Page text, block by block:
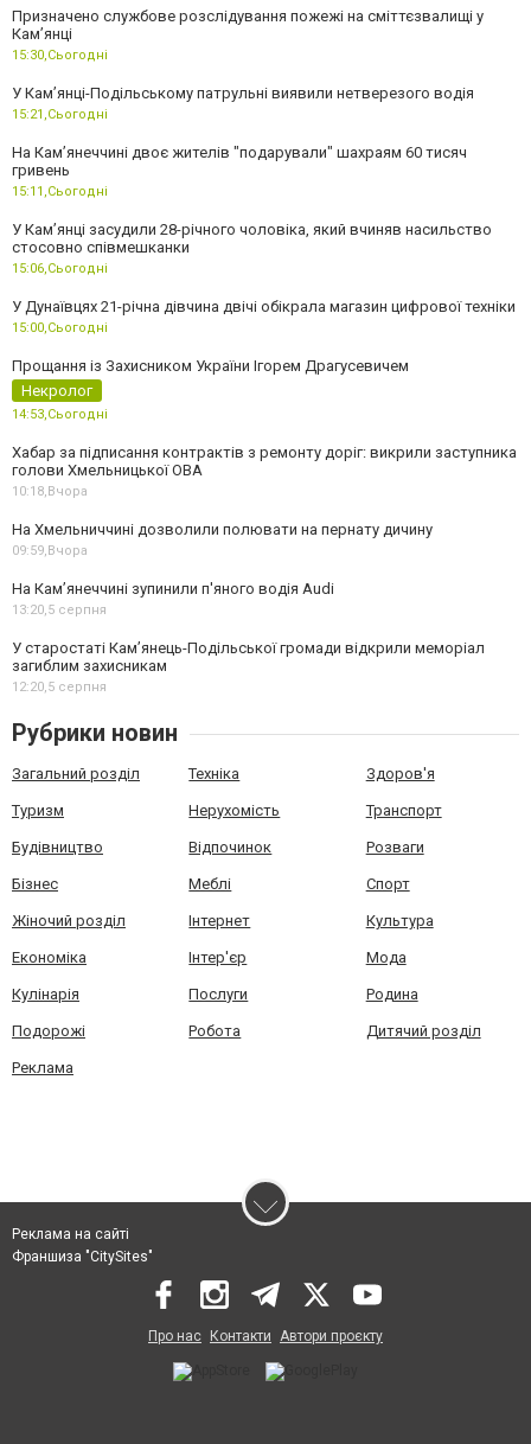
Призначено службове розслідування пожежі на сміттєзвалищі у
Кам’янці
15:30,Сьогодні
У Кам’янці-Подільському патрульні виявили нетверезого водія
15:21,Сьогодні
На Камʼянеччині двоє жителів "подарували" шахраям 60 тисяч
гривень
15:11,Сьогодні
У Камʼянці засудили 28-річного чоловіка, який вчиняв насильство
стосовно співмешканки
15:06,Сьогодні
У Дунаївцях 21-річна дівчина двічі обікрала магазин цифрової техніки
15:00,Сьогодні
Прощання із Захисником України Ігорем Драгусевичем
Некролог
14:53,Сьогодні
Хабар за підписання контрактів з ремонту доріг: викрили заступника
голови Хмельницької ОВА
10:18,Вчора
На Хмельниччині дозволили полювати на пернату дичину
09:59,Вчора
На Камʼянеччині зупинили п'яного водія Audi
13:20,5 серпня
У старостаті Кам’янець-Подільської громади відкрили меморіал
загиблим захисникам
12:20,5 серпня
Рубрики новин
Загальний розділ Техніка Здоров'я
Туризм Нерухомість Транспорт
Будівництво Відпочинок Розваги
Бізнес Меблі Спорт
Жіночий розділ Інтернет Культура
Економіка Інтер'єр Мода
Кулінарія Послуги Родина
Подорожі Робота Дитячий розділ
Реклама
Реклама на сайті
Франшиза "CitySites"
Про нас Контакти Автори проєкту